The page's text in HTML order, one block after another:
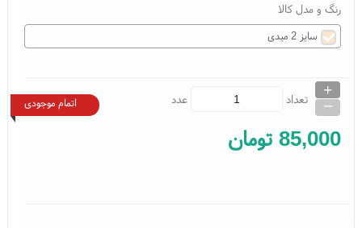
رنگ و مدل کالا
سایز 2 میدی
تعداد
+
_ عدد اتمام موجودی
85,000 تومان